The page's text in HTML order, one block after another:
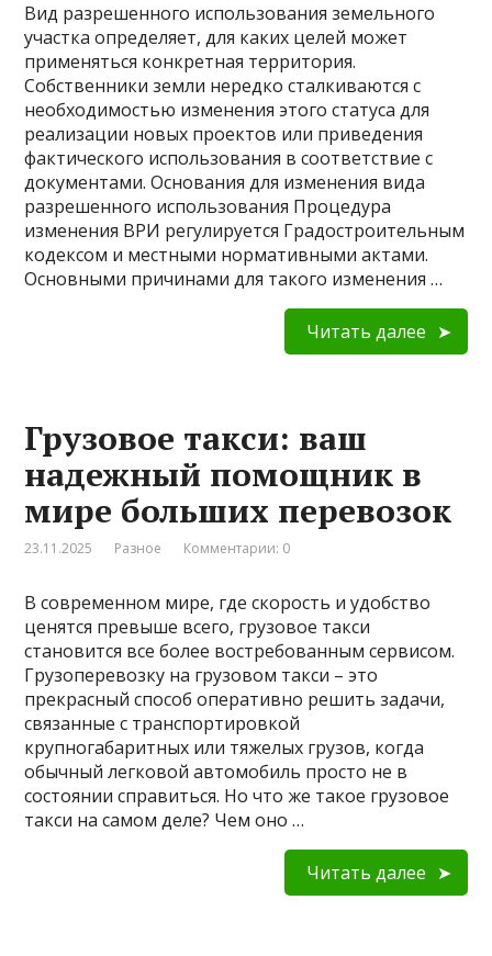
Вид разрешенного использования земельного
участка определяет, для каких целей может
применяться конкретная территория.
Собственники земли нередко сталкиваются с
необходимостью изменения этого статуса для
реализации новых проектов или приведения
фактического использования в соответствие с
документами. Основания для изменения вида
разрешенного использования Процедура
изменения ВРИ регулируется Градостроительным
кодексом и местными нормативными актами.
Основными причинами для такого изменения …
Читать далее
Грузовое такси: ваш
надежный помощник в
мире больших перевозок
23.11.2025 Разное Комментарии: 0
В современном мире, где скорость и удобство
ценятся превыше всего, грузовое такси
становится все более востребованным сервисом.
Грузоперевозку на грузовом такси – это
прекрасный способ оперативно решить задачи,
связанные с транспортировкой
крупногабаритных или тяжелых грузов, когда
обычный легковой автомобиль просто не в
состоянии справиться. Но что же такое грузовое
такси на самом деле? Чем оно …
Читать далее